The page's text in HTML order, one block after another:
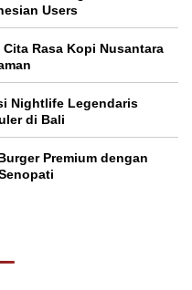
Users
Rasa Kopi Nusantara
Nightlife Legendaris
di Bali
Premium dengan